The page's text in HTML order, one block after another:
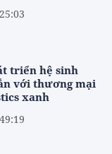
triển hệ sinh
với thương mại
xanh